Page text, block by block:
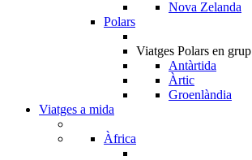
Nova Zelanda
Polars
Viatges Polars en grup
Antàrtida
Àrtic
Groenlàndia
Viatges a mida
Àfrica